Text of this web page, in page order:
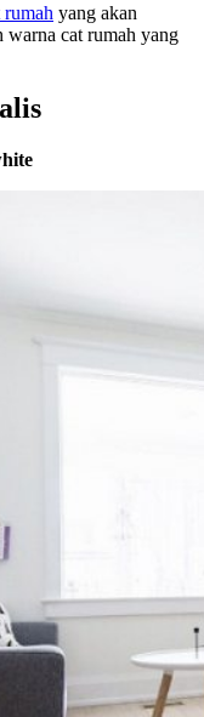
rumah yang akan
cat rumah yang